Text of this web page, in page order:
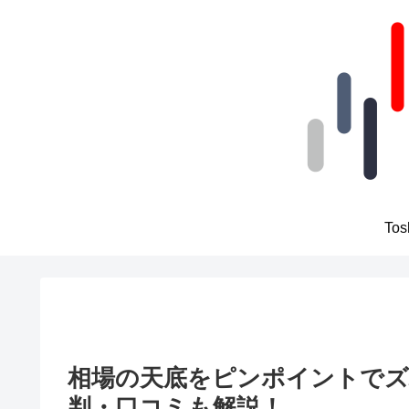
相場の天底をピンポイントで